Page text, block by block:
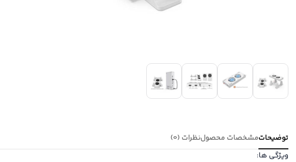
توضیحاتمشخصات محصولنظرات (0)
ویژگی ها: